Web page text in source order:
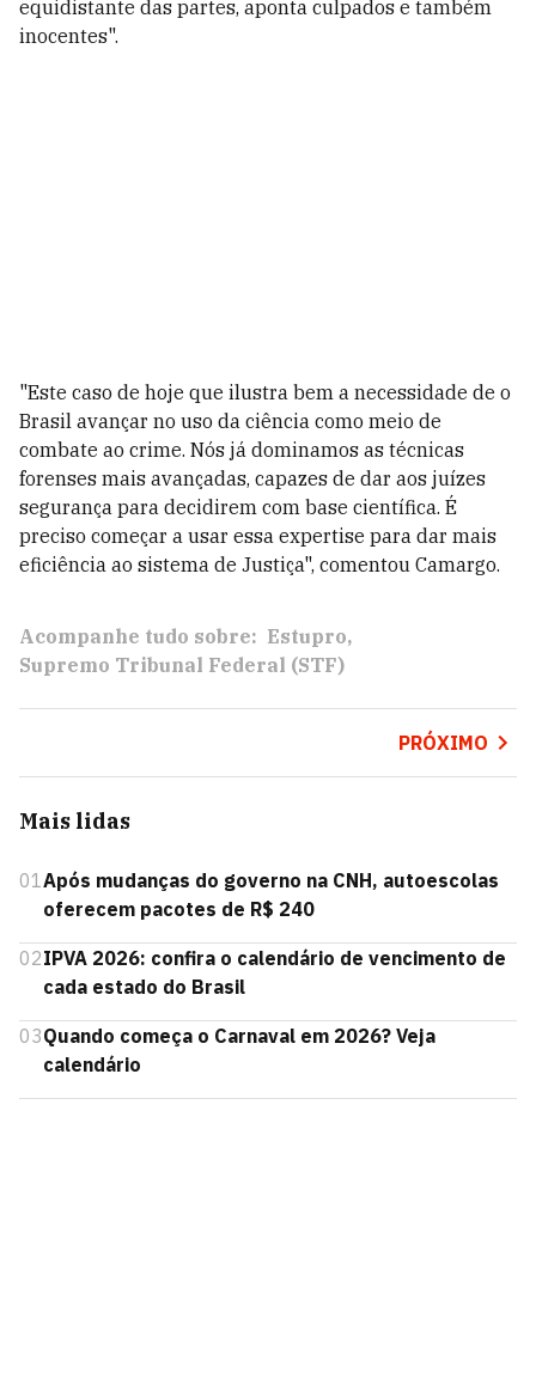
equidistante das partes, aponta culpados e também
inocentes".
"Este caso de hoje que ilustra bem a necessidade de o
Brasil avançar no uso da ciência como meio de
combate ao crime. Nós já dominamos as técnicas
forenses mais avançadas, capazes de dar aos juízes
segurança para decidirem com base científica. É
preciso começar a usar essa expertise para dar mais
eficiência ao sistema de Justiça", comentou Camargo.
Acompanhe tudo sobre: Estupro
Supremo Tribunal Federal (STF)
PRÓXIMO
Mais lidas
01Após mudanças do governo na CNH, autoescolas
oferecem pacotes de R$ 240
02IPVA 2026: confira o calendário de vencimento de
cada estado do Brasil
03Quando começa o Carnaval em 2026? Veja
calendário